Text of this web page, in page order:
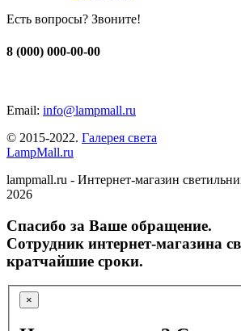
Есть вопросы? Звоните!
8 (000) 000-00-00
Email: info@lampmall.ru
© 2015-2022. Галерея света
LampMall.ru
lampmall.ru - Интернет-магазин
2026
Спасибо за Ваше обращение.
Сотрудник интернет-магазина
кратчайшие сроки.
×